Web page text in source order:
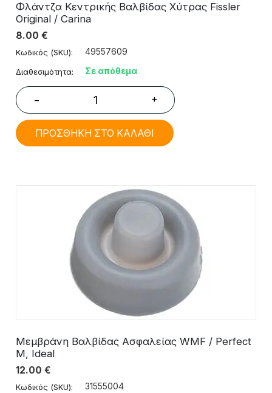
Φλάντζα Κεντρικής Βαλβίδας Χύτρας Fissler
Original / Carina
8.00 €
Κωδικός (SKU): 49557609
Διαθεσιμότητα: Σε απόθεμα
− +
ΠΡΟΣΘΗΚΗ ΣΤΟ ΚΑΛΑΘΙ
Μεμβράνη Βαλβίδας Ασφαλείας WMF / Perfect
M, Ideal
12.00 €
Κωδικός (SKU): 31555004